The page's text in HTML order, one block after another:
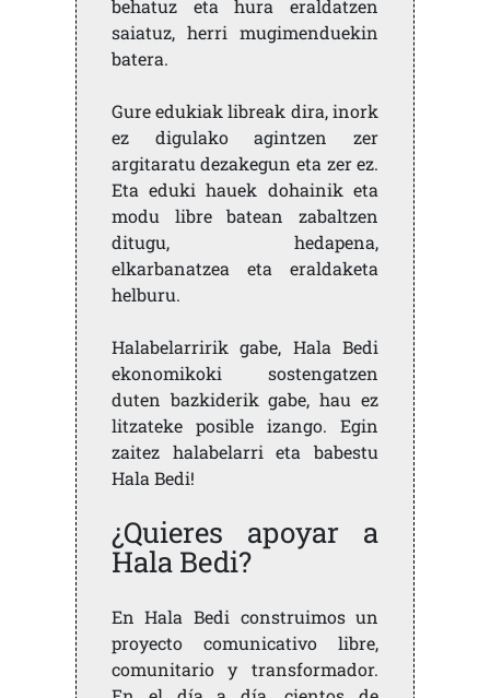
behatuz eta hura eraldatzen
saiatuz, herri mugimenduekin
batera.
Gure edukiak libreak dira, inork
ez digulako agintzen zer
argitaratu dezakegun eta zer ez.
Eta eduki hauek dohainik eta
modu libre batean zabaltzen
ditugu, hedapena,
elkarbanatzea eta eraldaketa
helburu.
Halabelarririk gabe, Hala Bedi
ekonomikoki sostengatzen
duten bazkiderik gabe, hau ez
litzateke posible izango. Egin
zaitez halabelarri eta babestu
Hala Bedi!
¿Quieres apoyar a
Hala Bedi?
En Hala Bedi construimos un
proyecto comunicativo libre,
comunitario y transformador.